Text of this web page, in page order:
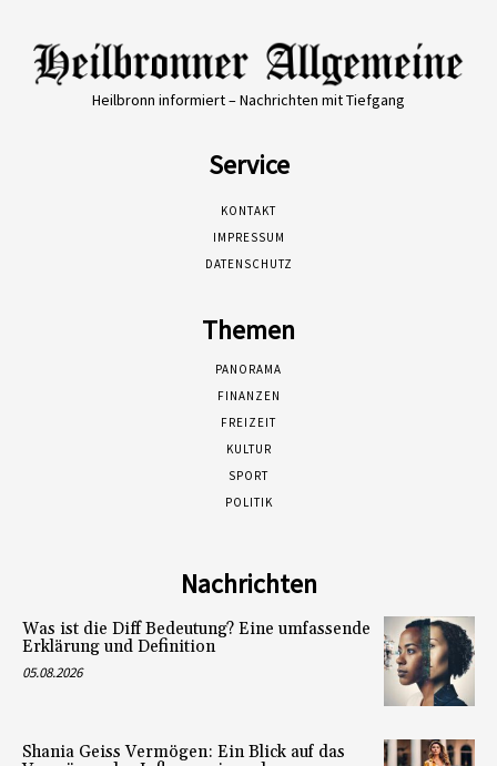
Heilbronn informiert – Nachrichten mit Tiefgang
Service
KONTAKT
IMPRESSUM
DATENSCHUTZ
Themen
PANORAMA
FINANZEN
FREIZEIT
KULTUR
SPORT
POLITIK
Nachrichten
Was ist die Diff Bedeutung? Eine umfassende
Erklärung und Definition
05.08.2026
Shania Geiss Vermögen: Ein Blick auf das